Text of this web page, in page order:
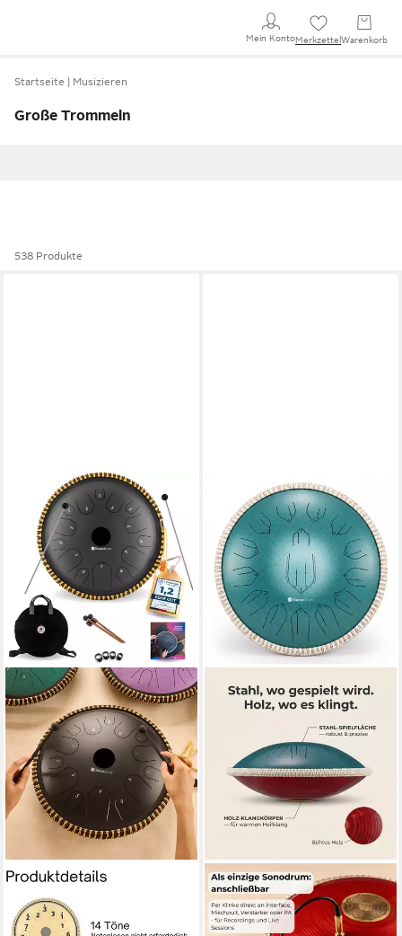
Mein KontoMerkzettel Warenkorb
Startseite Musizieren
Große Trommeln
538 Produkte
SONODRUM
Steel Tongue Drum
"Exclusive", C-Dur, 38 cm, 14
SONODRUM
Steel Tongue Drum
Zungentrommel "Meditation"